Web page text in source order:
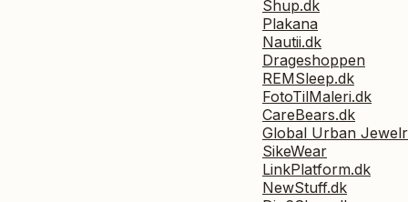
Shup.dk
Plakana
Nautii.dk
Drageshoppen
REMSleep.dk
FotoTilMaleri.dk
CareBears.dk
Global Urban
SikeWear
LinkPlatform.dk
NewStuff.dk